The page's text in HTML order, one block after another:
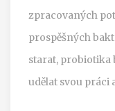
zpracovaných
prospěšných
starat, probiotika
udělat svou práci